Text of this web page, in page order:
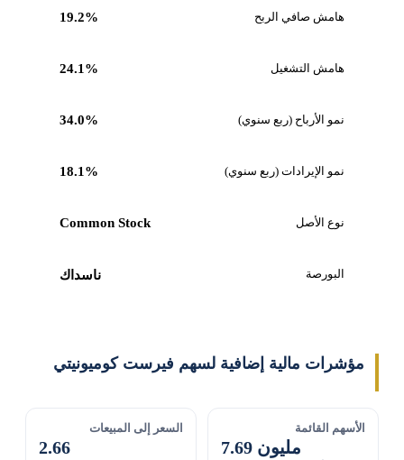
هامش صافي الربح 19.2%
هامش التشغيل 24.1%
نمو الأرباح (ربع سنوي) 34.0%
نمو الإيرادات (ربع سنوي) 18.1%
نوع الأصل Common Stock
البورصة ناسداك
مؤشرات مالية إضافية لسهم فيرست كوميونيتي
الأسهم القائمة
7.69 مليون
السعر إلى المبيعات
2.66